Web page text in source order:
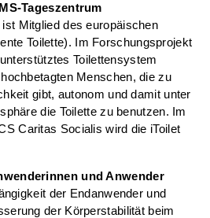
Tageszentrum
Mitglied des europäischen
Toilette). Im Forschungsprojekt
Toilettensystem
Menschen, die zu
gibt, autonom und damit unter
die Toilette zu benutzen. Im
Caritas Socialis wird die iToilet
und Anwender
der Endanwender und
der Körperstabilität beim